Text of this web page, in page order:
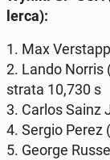
ler­ca):
1. Max
2. Lando Norris
strata 10,730 s
3. Carlos Sainz
4. Sergio Perez
5. George